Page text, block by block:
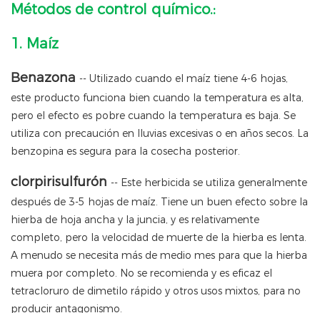
Métodos de control químico.:
1. Maíz
Benazona -- Utilizado cuando el maíz tiene 4-6 hojas,
este producto funciona bien cuando la temperatura es alta,
pero el efecto es pobre cuando la temperatura es baja. Se
utiliza con precaución en lluvias excesivas o en años secos. La
benzopina es segura para la cosecha posterior.
clorpirisulfurón -- Este herbicida se utiliza generalmente
después de 3-5 hojas de maíz. Tiene un buen efecto sobre la
hierba de hoja ancha y la juncia, y es relativamente
completo, pero la velocidad de muerte de la hierba es lenta.
A menudo se necesita más de medio mes para que la hierba
muera por completo. No se recomienda y es eficaz el
tetracloruro de dimetilo rápido y otros usos mixtos, para no
producir antagonismo.